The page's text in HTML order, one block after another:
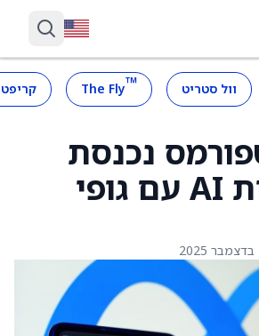
וול סטריט ™
The Fly
נכנסת
לשותפויות AI עם גופי